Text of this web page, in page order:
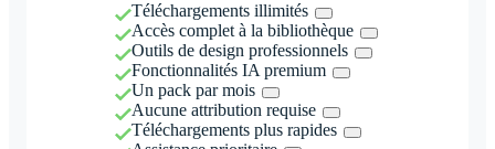
Téléchargements illimités
Accès complet à la bibliothèque
Outils de design professionnels
Fonctionnalités IA premium
Un pack par mois
Aucune attribution requise
Téléchargements plus rapides